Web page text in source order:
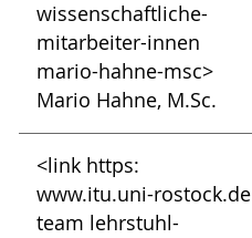
wissenschaftliche-
mitarbeiter-innen
mario-hahne-msc>
Mario Hahne, M.Sc.
<link https:
www.itu.uni-rostock.de
team lehrstuhl-